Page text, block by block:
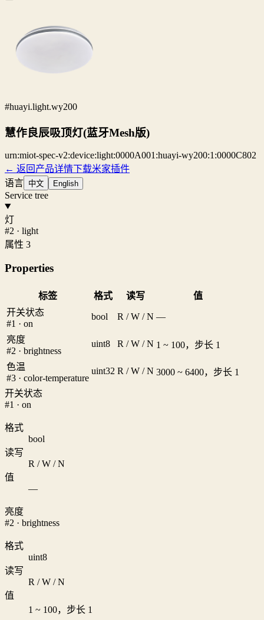
#huayi.light.wy200
慧作良辰吸顶灯(蓝牙Mesh版)
urn:miot-spec-v2:device:light:0000A001:huayi-wy200:1:0000C802
← 返回产品详情下载米家插件
语言 中文 English
Service tree
灯
#2 · light
属性 3
Properties
标签 格式 读写
值
开关状态
#1 · on
bool R / W / N —
亮度
#2 · brightness
uint8 R / W / N 1 ~ 100，步长 1
色温
#3 · color-temperature
uint32 R / W / N 3000 ~ 6400，步长 1
开关状态
#1 · on
格式
bool
读写
R / W / N
值
—
亮度
#2 · brightness
格式
uint8
读写
R / W / N
值
1 ~ 100，步长 1